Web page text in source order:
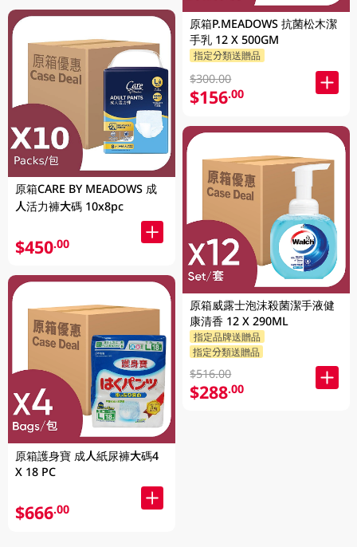
原箱CARE BY MEADOWS 成
人活力褲大碼 10x8pc
$450.00
原箱護身寶 成人紙尿褲大碼4
X 18 PC
$666.00
原箱P.MEADOWS 抗菌松木潔
手乳 12 X 500GM
指定分類送贈品
$300.00
$156.00
原箱威露士泡沫殺菌潔手液健
康清香 12 X 290ML
指定品牌送贈品
指定分類送贈品
$516.00
$288.00